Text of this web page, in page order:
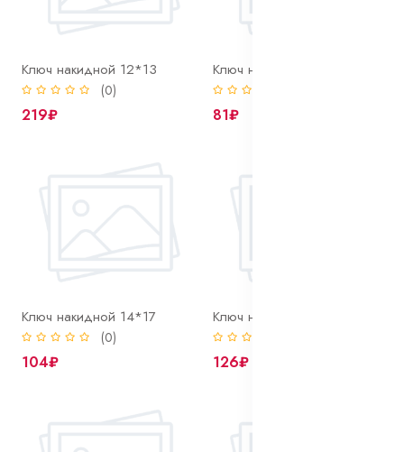
Ключ накидной 12*13
(0)
219₽
Ключ накидной 12*14
81₽
Ключ накидной 14*17
(0)
104₽
Ключ накидной 17*19
126₽